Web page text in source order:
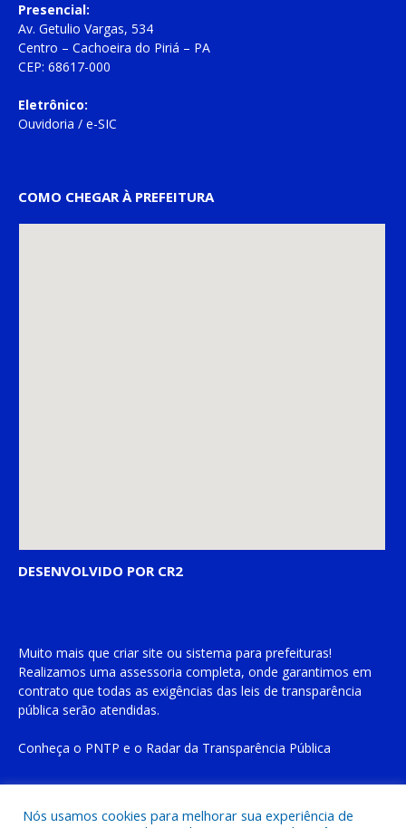
Presencial:
Av. Getulio Vargas, 534
Centro – Cachoeira do Piriá – PA
CEP: 68617-000
Eletrônico:
Ouvidoria / e-SIC
COMO CHEGAR À PREFEITURA
DESENVOLVIDO POR CR2
Muito mais que criar site ou sistema para prefeituras!
Realizamos uma assessoria completa, onde garantimos em
contrato que todas as exigências das leis de transparência
pública serão atendidas.
Conheça o PNTP e o Radar da Transparência Pública
Nós usamos cookies para melhorar sua experiência de